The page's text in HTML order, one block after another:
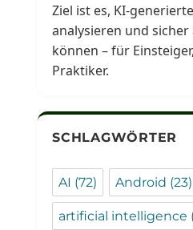
Ziel ist es, KI-
analysieren und sicher
können – für
Praktiker.
SCHLAGWÖRTER
AI (72) Android (23)
artificial intelligence